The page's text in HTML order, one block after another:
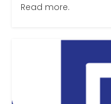
Read more.